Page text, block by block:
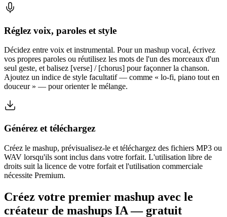
Réglez voix, paroles et style
Décidez entre voix et instrumental. Pour un mashup vocal, écrivez
vos propres paroles ou réutilisez les mots de l'un des morceaux d'un
seul geste, et balisez [verse] / [chorus] pour façonner la chanson.
Ajoutez un indice de style facultatif — comme « lo-fi, piano tout en
douceur » — pour orienter le mélange.
Générez et téléchargez
Créez le mashup, prévisualisez-le et téléchargez des fichiers MP3 ou
WAV lorsqu'ils sont inclus dans votre forfait. L'utilisation libre de
droits suit la licence de votre forfait et l'utilisation commerciale
nécessite Premium.
Créez votre premier mashup avec le
créateur de mashups IA — gratuit